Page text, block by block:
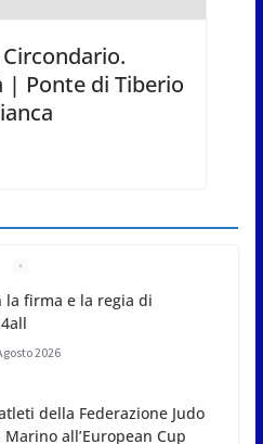
| Ponte di Tiberio
della Federazione Judo
2026 di Skopje